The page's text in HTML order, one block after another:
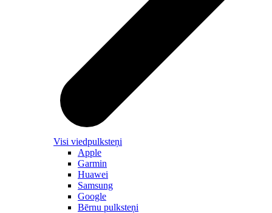
Visi viedpulksteņi
Apple
Garmin
Huawei
Samsung
Google
Bērnu pulksteņi